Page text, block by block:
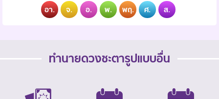
อา. จ. อ. พ. พฤ. ศ. ส.
ทำนายดวงชะตารูปแบบอื่น